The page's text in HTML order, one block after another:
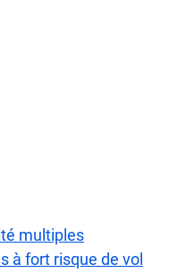
multiples
à fort risque de vol